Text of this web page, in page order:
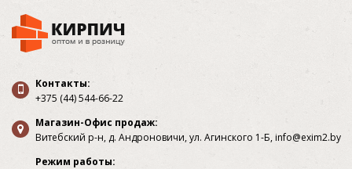
Контакты:
+375 (44) 544-66-22
Магазин-Офис продаж:
Витебский р-н, д. Андроновичи, ул. Агинского 1-Б, info@exim2.by
Режим работы: